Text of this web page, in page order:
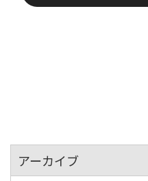
アーカイブ